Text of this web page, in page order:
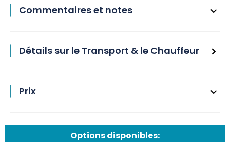
Commentaires et notes
Détails sur le Transport & le Chauffeur
Prix
Options disponibles: